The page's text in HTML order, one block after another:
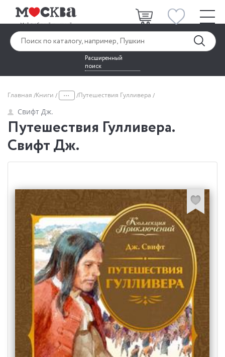
Расширенный
поиск
Главная Книги ... Путешествия Гулливера
Свифт Дж.
Путешествия Гулливера.
Свифт Дж.